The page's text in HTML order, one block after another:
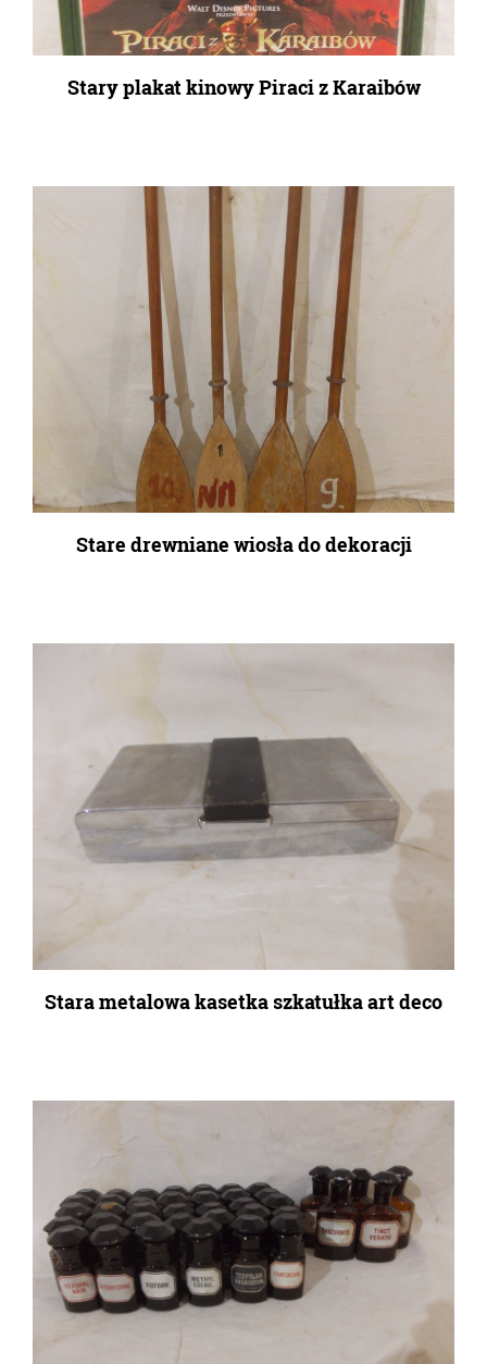
Stary plakat kinowy Piraci z Karaibów
Stare drewniane wiosła do dekoracji
Stara metalowa kasetka szkatułka art deco